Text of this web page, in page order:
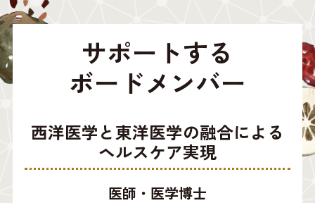
サポートする
ボードメンバー
西洋医学と東洋医学の融合による
ヘルスケア実現
医師・医学博士